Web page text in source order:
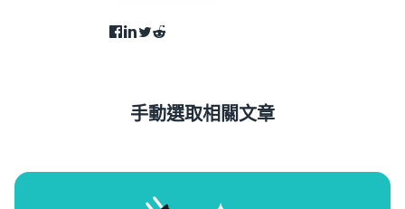
手動選取相關文章